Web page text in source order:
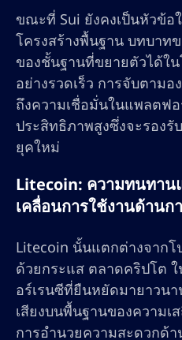
ขณะที่ Sui ยังคงเป็นหัวข้อ
โครงสร้างพื้นฐาน บทบา
ของชั้นฐานที่ขยายตัวได้ใ
อย่างรวดเร็ว การจับตาม
ถึงความเชื่อมั่นในแพลตฟ
ประสิทธิภาพสูงซึ่งจะรองรั
ยุคใหม่
Litecoin: ความทนทาน
เคลื่อนการใช้งานด้านก
Litecoin นั้นแตกต่างจากโ
ด้วยกระแส ตลาดคริปโต
อร์เรนซีที่ยืนหยัดมายาวน
เสียงบนพื้นฐานของความเ
การอำนวยความสะดวกด้า